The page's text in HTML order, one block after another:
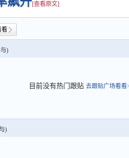
[查看原文]
看
)
目前没有热门跟贴 去跟贴广场看看
)